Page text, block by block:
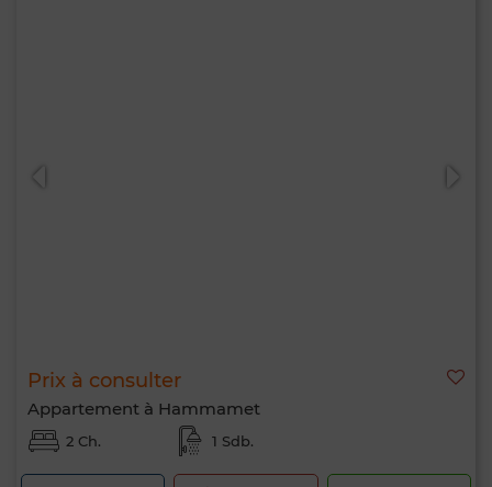
Prix à consulter
Appartement à Hammamet
2 Ch. 1 Sdb.